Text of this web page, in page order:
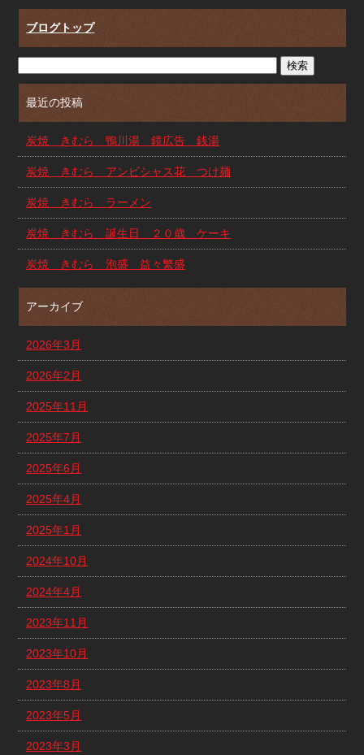
ブログトップ
最近の投稿
炭焼 きむら 鴨川湯 鏡広告 銭湯
炭焼 きむら アンビシャス花 つけ麺
炭焼 きむら ラーメン
炭焼 きむら 誕生日 ２０歳 ケーキ
炭焼 きむら 泡盛 益々繁盛
アーカイブ
2026年3月
2026年2月
2025年11月
2025年7月
2025年6月
2025年4月
2025年1月
2024年10月
2024年4月
2023年11月
2023年10月
2023年8月
2023年5月
2023年3月